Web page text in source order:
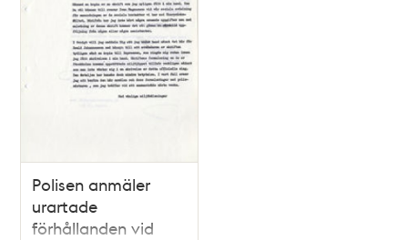
Polisen anmäler
urartade
förhållanden vid